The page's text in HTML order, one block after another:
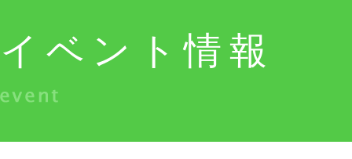
イベント情報